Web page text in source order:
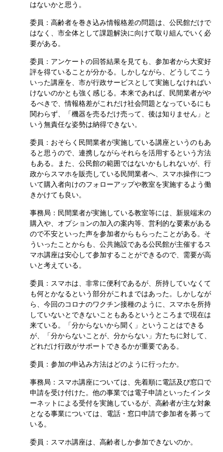
はないかと思う。
委員：高齢者を巻き込み情報格差の問題は、公民館だけで
はなく、市全体として課題解決に向けて取り組んでいく必
要がある。
委員：アンケートの回答結果を見ても、参加者から大変好
評を得ていることが分かる。しかしながら、どうしてこう
いった講座を、市が行政サービスとして実施しなければい
けないのかとも強く感じる。本来であれば、民間業者がや
るべきで、情報格差がこれだけ社会問題となっているにも
関わらず、「機器を売るだけ売って、後は知りません」と
いう無責任な姿勢は納得できない。
委員：おそらく民間業者が実施している講座というのもあ
ると思うので、連携しながらそれらを活用するという方法
もある。また、公民館の範囲ではないかもしれないが、行
政からスマホを販売している民間業者へ、スマホ操作につ
いて購入者向けのフォローアップや教室を実施するよう働
きかけても良い。
事務局：民間業者が実施している教室等には、新規端末の
購入や、オプションの加入の案内等、営利的な要素がある
ので不安といった声を参加者からもらったことがある。そ
ういったことからも、公共施設である公民館が主催するス
マホ講座は安心して参加することができるので、需要が高
いと考えている。
委員：スマホは、非常に便利であるが、所持していなくて
も何とかなるという部分がこれまではあった。しかしなが
ら、今回のコロナのワクチン接種のように、スマホを所持
していないとできないこともあるというところまで現在は
来ている。「分からないから聞く」ということはできる
が、「分からないことが、分からない」方たちに対して、
どれだけ行政がサポートできるかが重要である。
委員：参加の申込み方法はどのように行ったか。
事務局：スマホ講座については、先着順に電話及び窓口で
申請を受け付けた。他の事業では電子申請といったインタ
ーネットによる受付を実施しているが、高齢者が主な対象
となる事業については、電話・窓口申請で参加者を募って
いる。
委員：スマホ講座は、高齢者しか参加できないのか。